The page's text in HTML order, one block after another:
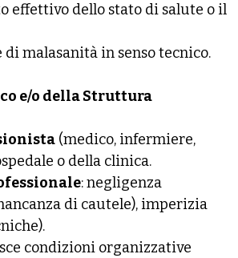
effettivo dello stato di salute o il
malasanità in senso tecnico.
e/o della Struttura
(medico, infermiere,
o della clinica.
: negligenza
di cautele), imperizia
condizioni organizzative